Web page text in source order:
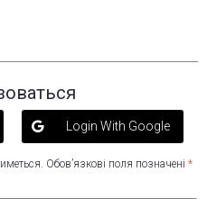
Login With Google
Обов’язкові поля позначені *